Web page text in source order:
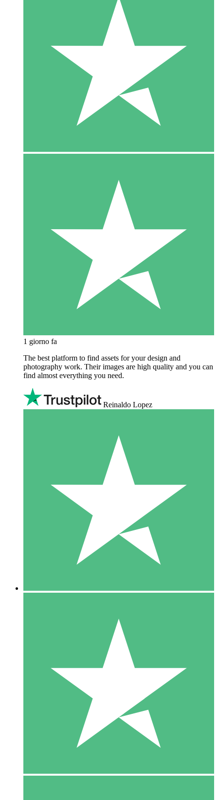
1 giorno fa
The best platform to find assets for your design and
photography work. Their images are high quality and you can
find almost everything you need.
Reinaldo Lopez